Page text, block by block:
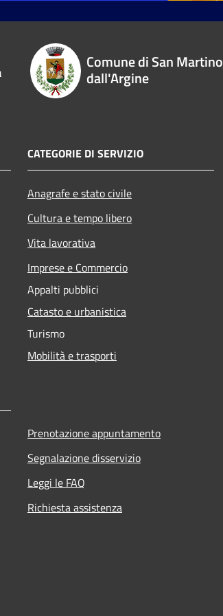
Comune di San Martino
dall'Argine
CATEGORIE DI SERVIZIO
Anagrafe e stato civile
Cultura e tempo libero
Vita lavorativa
Imprese e Commercio
Appalti pubblici
Catasto e urbanistica
Turismo
Mobilità e trasporti
Prenotazione appuntamento
Segnalazione disservizio
Leggi le FAQ
Richiesta assistenza